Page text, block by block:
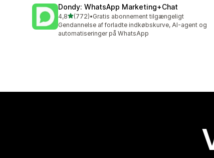
Dondy: WhatsApp Marketing+Chat
4,8ud af 5 stjerner
(772)
772 anmeldelser i alt
•Gratis abonnement tilgængeligt
Gendannelse af forladte indkøbskurve, AI-agent og
automatiseringer på WhatsApp